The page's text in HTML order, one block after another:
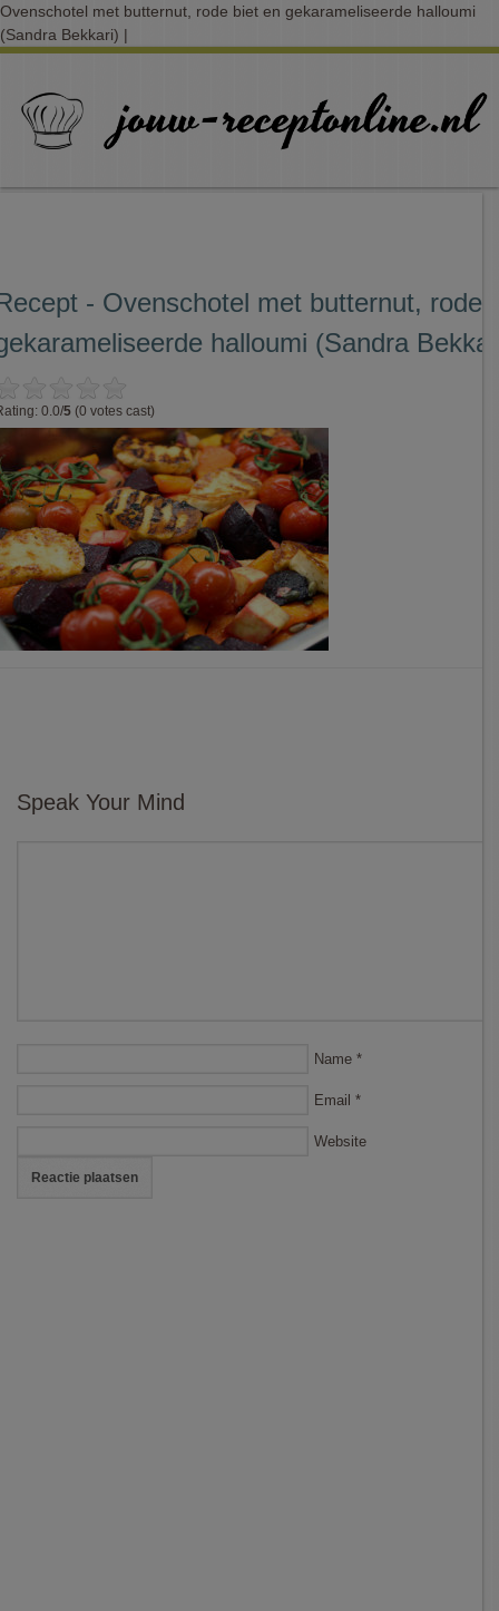
Ovenschotel met butternut, rode biet en gekarameliseerde halloumi
(Sandra Bekkari) |
- Ovenschotel met butternut, rode
halloumi (Sandra
0.0/5 (0 votes cast)
Speak Your Mind
Name *
Email *
Website